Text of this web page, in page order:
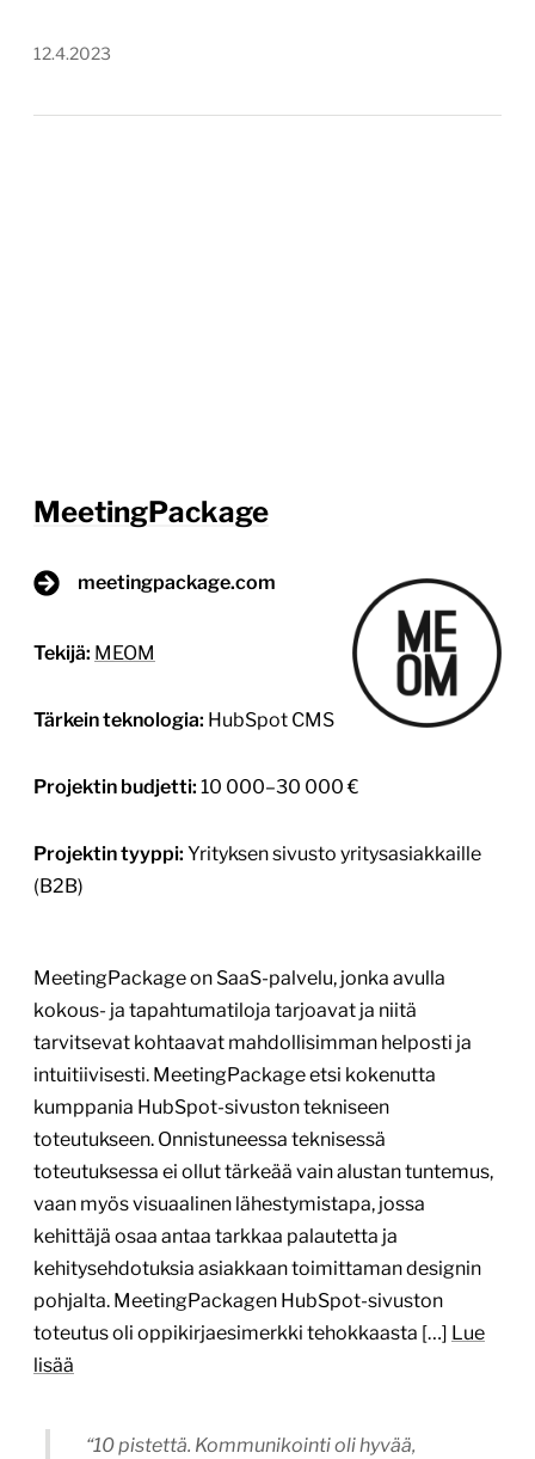
12.4.2023
MeetingPackage
meetingpackage.com
Tekijä: MEOM
Tärkein teknologia: HubSpot CMS
Projektin budjetti: 10 000–30 000 €
Projektin tyyppi: Yrityksen sivusto yritysasiakkaille
(B2B)
MeetingPackage on SaaS-palvelu, jonka avulla
kokous- ja tapahtumatiloja tarjoavat ja niitä
tarvitsevat kohtaavat mahdollisimman helposti ja
intuitiivisesti. MeetingPackage etsi kokenutta
kumppania HubSpot-sivuston tekniseen
toteutukseen. Onnistuneessa teknisessä
toteutuksessa ei ollut tärkeää vain alustan tuntemus,
vaan myös visuaalinen lähestymistapa, jossa
kehittäjä osaa antaa tarkkaa palautetta ja
kehitysehdotuksia asiakkaan toimittaman designin
pohjalta. MeetingPackagen HubSpot-sivuston
toteutus oli oppikirjaesimerkki tehokkaasta […] Lue
lisää
“10 pistettä. Kommunikointi oli hyvää,